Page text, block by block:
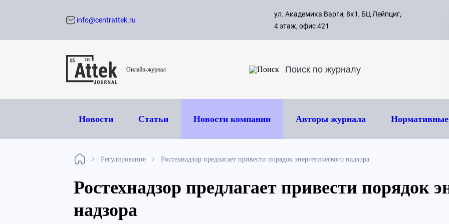
с 09:00
8 495
info@centrattek.ru
ул. Академика Варги, 8к1, БЦ Лейпциг,
4 этаж, офис 421
Онлайн-журнал
Новости Статьи Новости компании Авторы журнала
Регулирование Ростехнадзор предлагает привести порядок энергетического надзора
Ростехнадзор предлагает привести порядок
надзора